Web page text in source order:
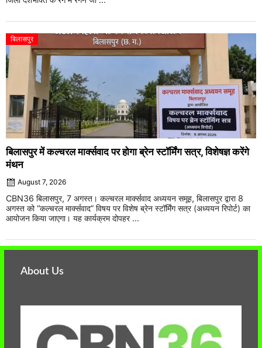
बिलासपुर
बिलासपुर में कल्चरल मार्क्सवाद पर होगा ब्रेन स्टॉर्मिंग सत्र, विशेषज्ञ करेंगे
मंथन
August 7, 2026
CBN36 बिलासपुर, 7 अगस्त। कल्चरल मार्क्सवाद अध्ययन समूह, बिलासपुर द्वारा 8
अगस्त को “कल्चरल मार्क्सवाद” विषय पर विशेष ब्रेन स्टॉर्मिंग सत्र (अध्ययन रिपोर्ट) का
आयोजन किया जाएगा। यह कार्यक्रम दोपहर ...
About Us